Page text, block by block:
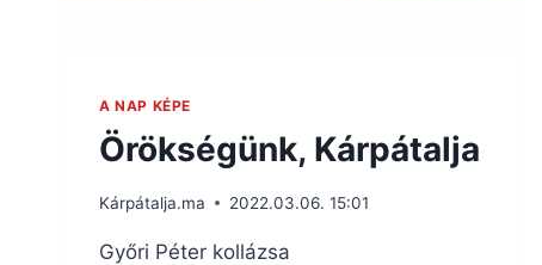
A NAP KÉPE
Örökségünk, Kárpátalja
Kárpátalja.ma 2022.03.06. 15:01
Győri Péter kollázsa